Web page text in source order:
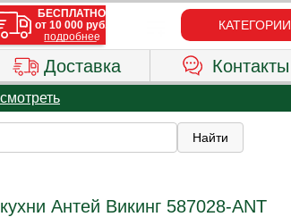
КАТЕГОРИИ
Доставка Контакты
смотреть
Антей Викинг 587028-ANT